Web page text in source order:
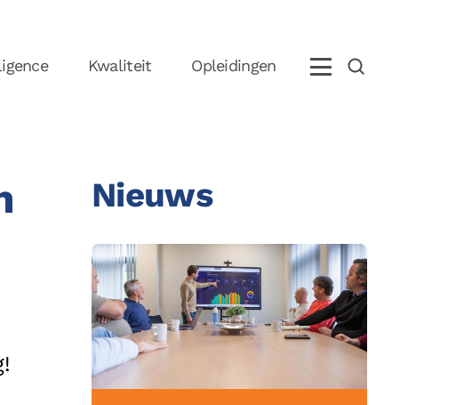
Neem contact op met ons
+31 (0)85 070 5395
info@boostlogix.com
Volg ons op social media
Kwaliteit Opleidingen
Nieuws